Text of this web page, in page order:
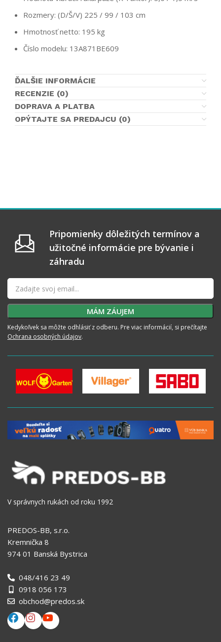
Rozmery: (D/Š/V) 225 / 99 / 103 cm
Hmotnosť netto: 195 kg
Číslo modelu: 13A871BE609
ĎALŠIE INFORMÁCIE
RECENZIE (0)
DOPRAVA A PLATBA
OPÝTAJTE SA PREDAJCU (0)
Pripomienky dôležitých termínov a
užitočné informácie pre bývanie i
záhradu
Kedykoľvek sa môžte odhlásiť z odberu. Pre viac informácií, si prečítajte
Ochrana osobných údajov.
V správnych rukách od roku 1992
PREDOS-BB, s.r.o.
Kremnička 8
974 01 Banská Bystrica
048/416 23 49
0918 056 173
obchod@predos.sk